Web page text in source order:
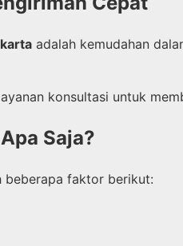
adalah kemudahan
konsultasi untuk
Saja?
beberapa faktor berikut: